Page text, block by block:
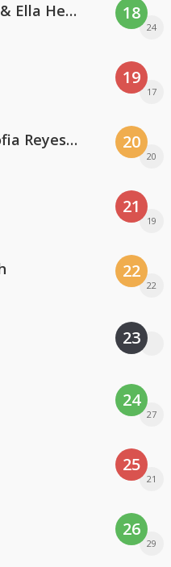
Nathan Dawe, Joel Corry & Ella Henderson
Kris Kross Amsterdam. Sofia Reyes & Tinie Tempah
18
24
19
17
20
20
21
19
22
22
23
24
27
25
21
26
29